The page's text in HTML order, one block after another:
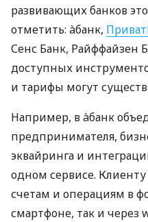
развивающих банков
отметить: àбанк,
Сенс Банк, Райффайзен
доступных
и тарифы могут
Например, в àбанк
предпринимателя,
эквайринга и
одном сервисе. Клиенту
счетам и операциям в
смартфоне, так и через